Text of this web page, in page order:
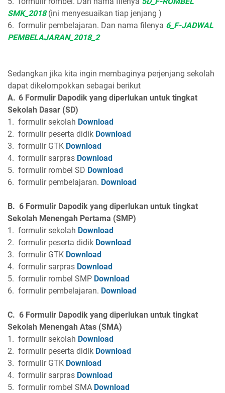
SMK_2018(ini menyesuaikan tiap jenjang )
6. formulir pembelajaran. Dan nama filenya 6_F-JADWAL
PEMBELAJARAN_2018_2
Sedangkan jika kita ingin membaginya perjenjang sekolah
dapat dikelompokkan sebagai berikut
A. 6 Formulir Dapodik yang diperlukan untuk tingkat
Sekolah Dasar (SD)
1. formulir sekolah Download
2. formulir peserta didik Download
3. formulir GTK Download
4. formulir sarpras Download
5. formulir rombel SD Download
6. formulir pembelajaran. Download
B. 6 Formulir Dapodik yang diperlukan untuk tingkat
Sekolah Menengah Pertama (SMP)
1. formulir sekolah Download
2. formulir peserta didik Download
3. formulir GTK Download
4. formulir sarpras Download
5. formulir rombel SMP Download
6. formulir pembelajaran. Download
C. 6 Formulir Dapodik yang diperlukan untuk tingkat
Sekolah Menengah Atas (SMA)
1. formulir sekolah Download
2. formulir peserta didik Download
3. formulir GTK Download
4. formulir sarpras Download
5. formulir rombel SMA Download